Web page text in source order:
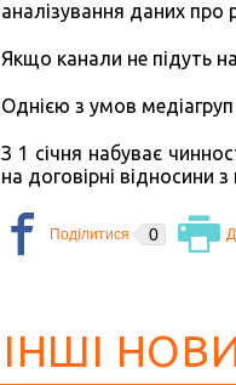
аналізування даних про
Якщо канали не підуть
Однією з умов
З 1 січня набуває
на договірні відносини
0
ІНШІ